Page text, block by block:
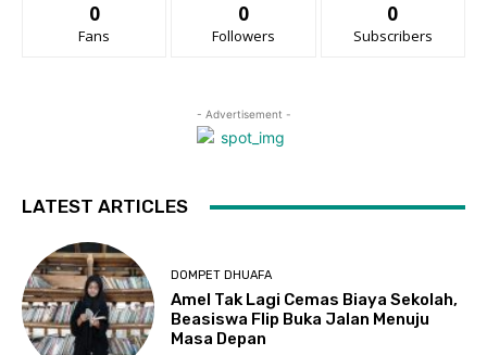
0
Fans
0
Followers
0
Subscribers
- Advertisement -
LATEST ARTICLES
DOMPET DHUAFA
Amel Tak Lagi Cemas Biaya Sekolah,
Beasiswa Flip Buka Jalan Menuju
Masa Depan